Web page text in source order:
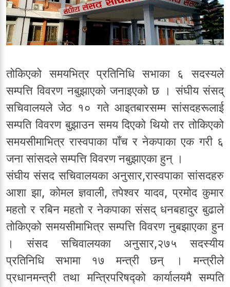
तोकिएको समयभित्र प्रतिनिधि सभाका ६ सदस्यले
सम्पत्ति विवरण नबुझाएको जनाइएको छ । संघीय संसद्
सचिवालयले जेठ १० गते आइतबारसम्म सांसदहरूलाई
सम्पति विवरण बुझाउन समय दिएको थियो तर तोकिएको
समयसीमाभित्र रास्वपाका पाँच र नेकपाका एक गरी ६
जना सांसदले सम्पत्ति विवरण नबुझाएका हुन् ।
संघीय संसद सचिवालयका अनुसार,रास्वपाका सांसदहरु
आशा झा, कोमल ज्ञवाली, तपेश्वर यादव, प्रमोद कुमार
महतो र रबिन महतो र नेकपाका संसद् धनबहादुर बुढाले
तोकिएको समयसीमाभित्र सम्पत्ति विवरण नुबझाएका हुन
। संसद सचिवालयका अनुसार,२७५ सदस्यीय
प्रतिनिधि सभामा १७ मन्त्री छन् । मन्त्रीले
प्रधानमन्त्री तथा मन्त्रिपरिषद्को कार्यालयमै सम्पति